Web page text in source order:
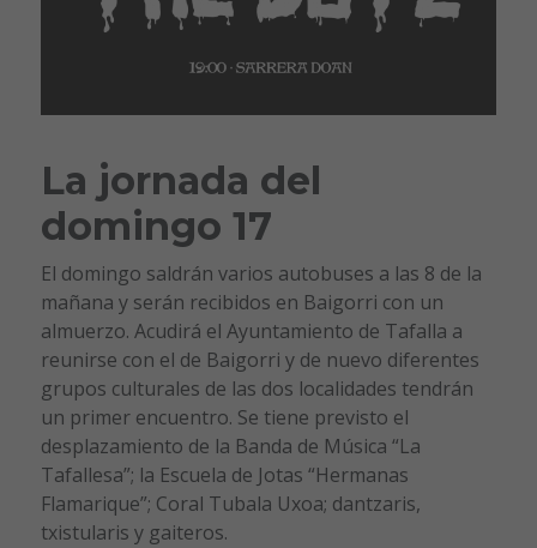
La jornada del
domingo 17
El domingo saldrán varios autobuses a las 8 de la
mañana y serán recibidos en Baigorri con un
almuerzo. Acudirá el Ayuntamiento de Tafalla a
reunirse con el de Baigorri y de nuevo diferentes
grupos culturales de las dos localidades tendrán
un primer encuentro. Se tiene previsto el
desplazamiento de la Banda de Música “La
Tafallesa”; la Escuela de Jotas “Hermanas
Flamarique”; Coral Tubala Uxoa; dantzaris,
txistularis y gaiteros.